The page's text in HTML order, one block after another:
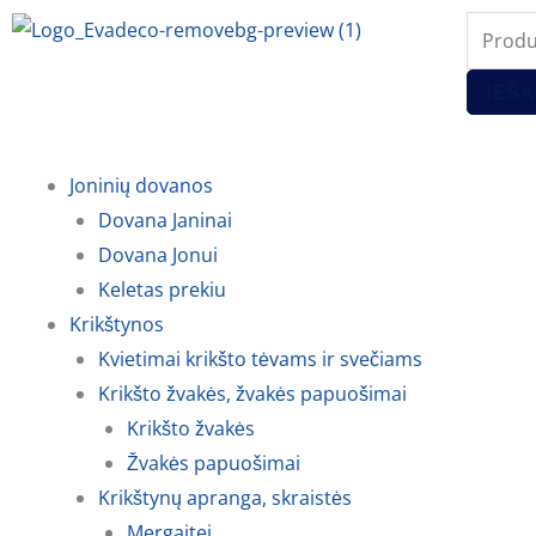
Pereiti
search
Joninių dovanos
Dovana Janinai
Dovana Jonui
Keletas prekiu
Krikštynos
Kvietimai krikšto tėvams ir svečiams
Krikšto žvakės, žvakės papuošimai
Krikšto žvakės
Žvakės papuošimai
Krikštynų apranga, skraistės